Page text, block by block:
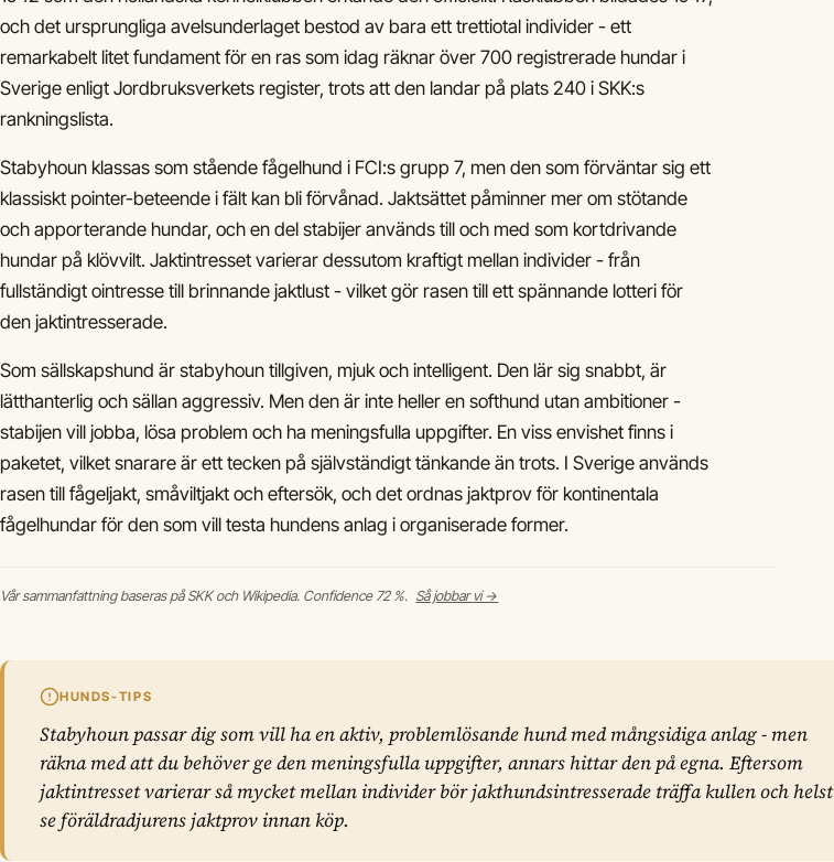
och det ursprungliga avelsunderlaget bestod av bara ett trettiotal individer - ett
remarkabelt litet fundament för en ras som idag räknar över 700 registrerade hundar i
Sverige enligt Jordbruksverkets register, trots att den landar på plats 240 i SKK:s
rankningslista.
Stabyhoun klassas som stående fågelhund i FCI:s grupp 7, men den som förväntar sig ett
klassiskt pointer-beteende i fält kan bli förvånad. Jaktsättet påminner mer om stötande
och apporterande hundar, och en del stabijer används till och med som kortdrivande
hundar på klövvilt. Jaktintresset varierar dessutom kraftigt mellan individer - från
fullständigt ointresse till brinnande jaktlust - vilket gör rasen till ett spännande lotteri för
den jaktintresserade.
Som sällskapshund är stabyhoun tillgiven, mjuk och intelligent. Den lär sig snabbt, är
lätthanterlig och sällan aggressiv. Men den är inte heller en softhund utan ambitioner -
stabijen vill jobba, lösa problem och ha meningsfulla uppgifter. En viss envishet finns i
paketet, vilket snarare är ett tecken på självständigt tänkande än trots. I Sverige används
rasen till fågeljakt, småviltjakt och eftersök, och det ordnas jaktprov för kontinentala
fågelhundar för den som vill testa hundens anlag i organiserade former.
Vår sammanfattning baseras på SKK och Wikipedia. Confidence 72 %. Så jobbar vi →
HUNDS-TIPS
Stabyhoun passar dig som vill ha en aktiv, problemlösande hund med mångsidiga anlag - men
räkna med att du behöver ge den meningsfulla uppgifter, annars hittar den på egna. Eftersom
jaktintresset varierar så mycket mellan individer bör jakthundsintresserade träffa kullen och helst
se föräldradjurens jaktprov innan köp.